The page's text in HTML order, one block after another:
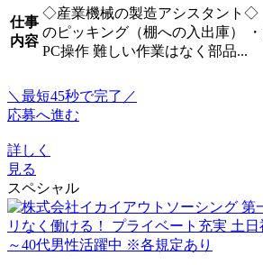
仕事
内容
◇産業機械の製造アシスタント◇
のピッキング（棚への入出庫）
PC操作 難しい作業はなく部品...
＼最短45秒で完了／
応募へ進む
詳しく
見る
スペシャル